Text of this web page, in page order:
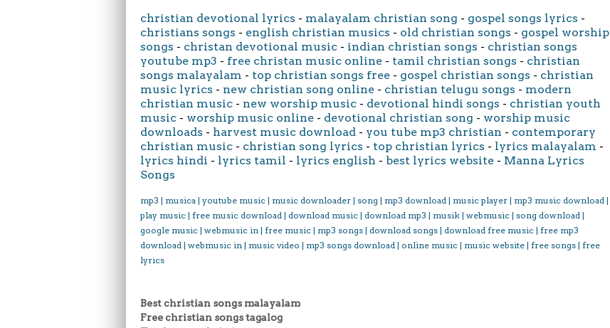
christian devotional lyrics - malayalam christian song - gospel songs lyrics -
christians songs - english christian musics - old christian songs - gospel worship
songs - christan devotional music - indian christian songs - christian songs
youtube mp3 - free christan music online - tamil christian songs - christian
songs malayalam - top christian songs free - gospel christian songs - christian
music lyrics - new christian song online - christian telugu songs - modern
christian music - new worship music - devotional hindi songs - christian youth
music - worship music online - devotional christian song - worship music
downloads - harvest music download - you tube mp3 christian - contemporary
christian music - christian song lyrics - top christian lyrics - lyrics malayalam -
lyrics hindi - lyrics tamil - lyrics english - best lyrics website - Manna Lyrics
Songs
mp3 | musica | youtube music | music downloader | song | mp3 download | music player | mp3 music download |
play music | free music download | download music | download mp3 | musik | webmusic | song download |
google music | webmusic in | free music | mp3 songs | download songs | download free music | free mp3
download | webmusic in | music video | mp3 songs download | online music | music website | free songs | free
lyrics
Best christian songs malayalam
Free christian songs tagalog